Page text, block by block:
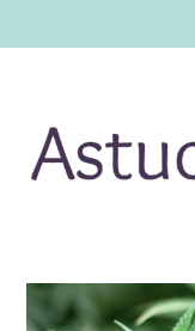
TABAC
NUTRITION